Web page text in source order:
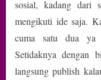
sosial, kadang dari
mengikuti ide saja.
cuma satu dua ya
Setidaknya dengan
langsung publish